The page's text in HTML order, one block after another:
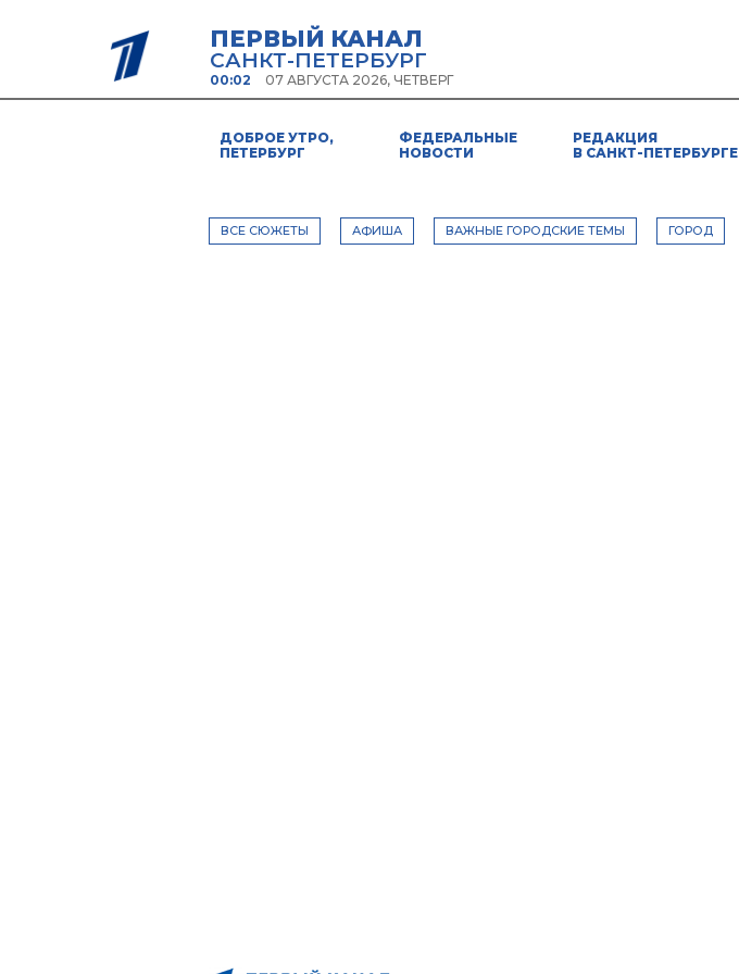
ПЕРВЫЙ КАНАЛ
САНКТ-ПЕТЕРБУРГ
00:02 07 АВГУСТА 2026, ЧЕТВЕРГ
ДОБРОЕ УТРО,
ПЕТЕРБУРГ
ФЕДЕРАЛЬНЫЕ
НОВОСТИ
РЕДАКЦИЯ
В САНКТ-ПЕТЕРБУРГЕ
ВСЕ СЮЖЕТЫ АФИША ВАЖНЫЕ ГОРОДСКИЕ ТЕМЫ ГОРОД